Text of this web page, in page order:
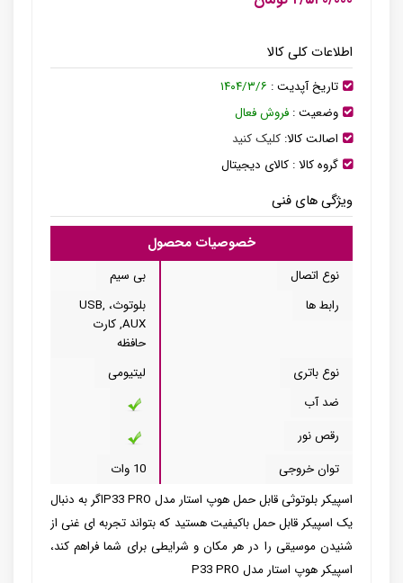
اطلاعات کلی کالا
تاریخ آپدیت : ۱۴۰۴/۳/۶
وضعیت : فروش فعال
اصالت کالا: کلیک کنید
گروه کالا : کالای دیجیتال
ویژگی های فنی
خصوصیات محصول
نوع اتصال
بی سیم
رابط ها
بلوتوث، USB,
AUX, کارت
حافظه
نوع باتری
لیتیومی
ضد آب
رقص نور
توان خروجی
10 وات
اسپیکر بلوتوثی قابل حمل هوپ استار مدل P33 PROاگر به دنبال
یک اسپیکر قابل حمل باکیفیت هستید که بتواند تجربه ای غنی از
شنیدن موسیقی را در هر مکان و شرایطی برای شما فراهم کند،
اسپیکر هوپ استار مدل P33 PRO